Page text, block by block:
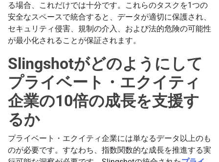
る場合、これだけでは十分です。これらのタスクを1つの
安全なスペースで統合すると、データが適切に保護され、
セキュリティ侵害、規制の介入、および法的危険の可能性
が最小化されることが保証されます。
Slingshotがどのようにして
プライベート・エクイティ
企業の10倍の成長を支援す
るか
プライベート・エクイティ企業には単なるデータ以上のも
のが必要です。すなわち、指数関数的な成長を推進する実